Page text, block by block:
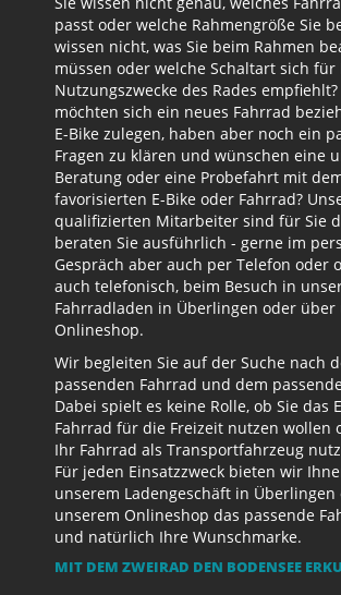
passt oder welche Rahmengröße Sie
wissen nicht, was Sie beim Rahmen
müssen oder welche Schaltart sich für
Nutzungszwecke des Rades
möchten sich ein neues Fahrrad
E-Bike zulegen, haben aber noch ein
Fragen zu klären und wünschen eine
Beratung oder eine Probefahrt mit
favorisierten E-Bike oder Fahrrad?
qualifizierten Mitarbeiter sind für Sie
beraten Sie ausführlich - gerne im
Gespräch aber auch per Telefon oder
auch telefonisch, beim Besuch in
Fahrradladen in Überlingen oder über
Onlineshop.
Wir begleiten Sie auf der Suche nach
passenden Fahrrad und dem
Dabei spielt es keine Rolle, ob Sie das
Fahrrad für die Freizeit nutzen wollen
Ihr Fahrrad als Transportfahrzeug
Für jeden Einsatzzweck bieten wir
unserem Ladengeschäft in Überlingen
unserem Onlineshop das passende
und natürlich Ihre Wunschmarke.
MIT DEM ZWEIRAD DEN BODENSEE